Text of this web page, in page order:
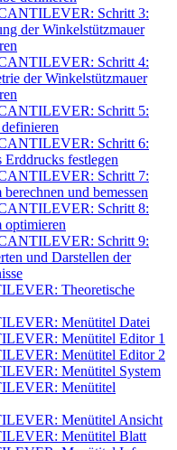
Schritt 3:
der Winkelstützmauer
Schritt 4:
der Winkelstützmauer
Schritt 5:
Schritt 6:
Erddrucks festlegen
Schritt 7:
berechnen und bemessen
Schritt 8:
optimieren
Schritt 9:
und Darstellen der
Theoretische
Menütitel Datei
Menütitel Editor 1
Menütitel Editor 2
Menütitel System
Menütitel
Menütitel Ansicht
Menütitel Blatt